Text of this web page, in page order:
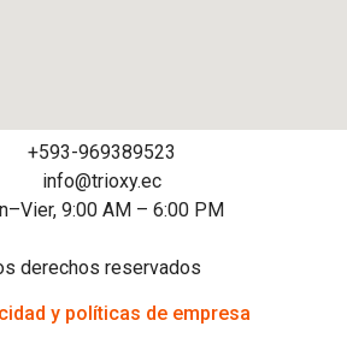
+593-969389523
info@trioxy.ec
9:00 AM – 6:00 PM
derechos reservados
y políticas de empresa